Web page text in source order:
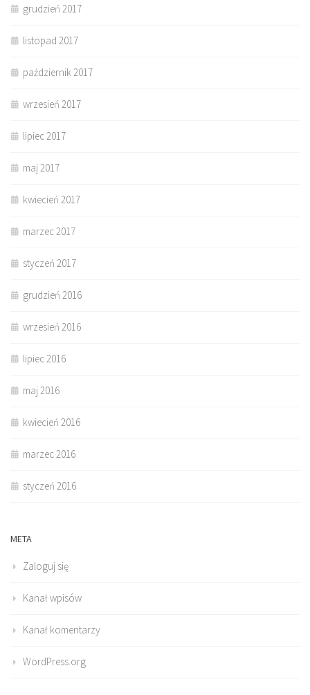
grudzień 2017
listopad 2017
październik 2017
wrzesień 2017
lipiec 2017
maj 2017
kwiecień 2017
marzec 2017
styczeń 2017
grudzień 2016
wrzesień 2016
lipiec 2016
maj 2016
kwiecień 2016
marzec 2016
styczeń 2016
META
Zaloguj się
Kanał wpisów
Kanał komentarzy
WordPress.org